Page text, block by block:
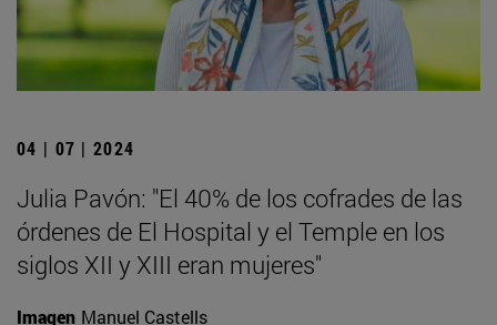
04 | 07 | 2024
Julia Pavón: "El 40% de los cofrades de las
órdenes de El Hospital y el Temple en los
siglos XII y XIII eran mujeres"
Imagen Manuel Castells